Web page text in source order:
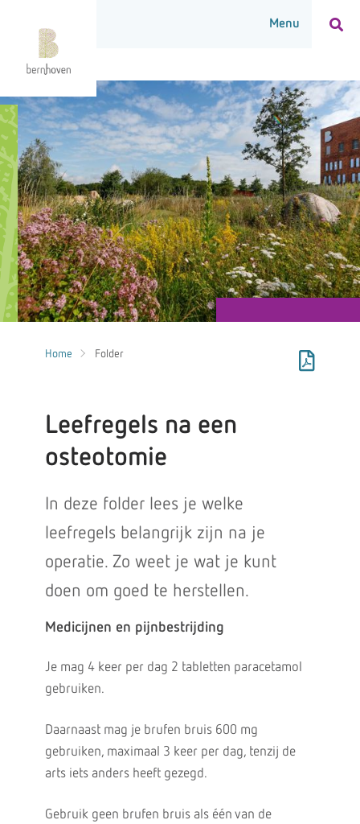
Home Folder
Leefregels na een
osteotomie
In deze folder lees je welke
leefregels belangrijk zijn na je
operatie. Zo weet je wat je kunt
doen om goed te herstellen.
Medicijnen en pijnbestrijding
Je mag 4 keer per dag 2 tabletten paracetamol
gebruiken.
Daarnaast mag je brufen bruis 600 mg
gebruiken, maximaal 3 keer per dag, tenzij de
arts iets anders heeft gezegd.
Gebruik geen brufen bruis als één van de